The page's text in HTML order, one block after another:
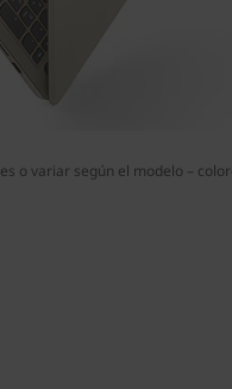
o variar según el modelo –